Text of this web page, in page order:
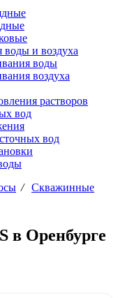
воды и воздуха
воды
воздуха
растворов
вод
вод
/ Скважинные
в Оренбурге